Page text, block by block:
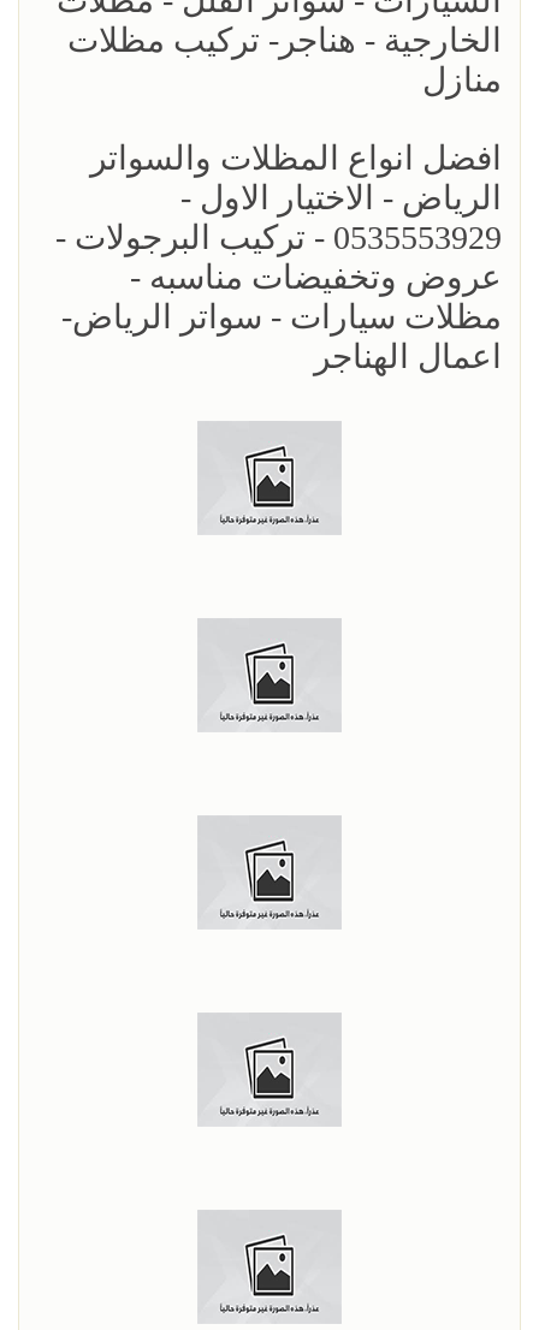
الخارجية - هناجر- تركيب مظلات
منازل
افضل انواع المظلات والسواتر
الرياض - الاختيار الاول -
0535553929 - تركيب البرجولات -
عروض وتخفيضات مناسبه -
مظلات سيارات - سواتر الرياض-
اعمال الهناجر